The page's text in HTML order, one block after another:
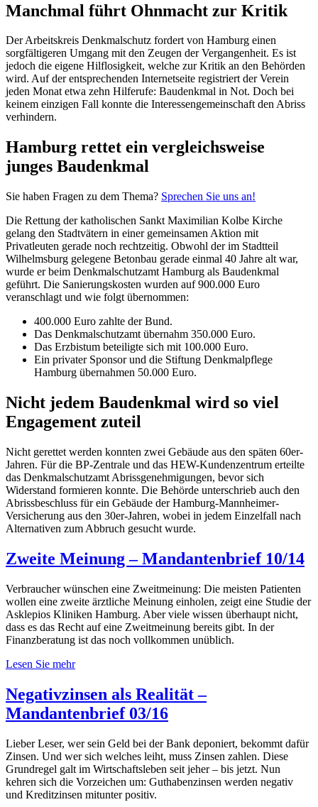
Manchmal führt Ohnmacht zur Kritik
Der Arbeitskreis Denkmalschutz fordert von Hamburg einen
sorgfältigeren Umgang mit den Zeugen der Vergangenheit. Es ist
jedoch die eigene Hilflosigkeit, welche zur Kritik an den Behörden
wird. Auf der entsprechenden Internetseite registriert der Verein
jeden Monat etwa zehn Hilferufe: Baudenkmal in Not. Doch bei
keinem einzigen Fall konnte die Interessengemeinschaft den Abriss
verhindern.
Hamburg rettet ein vergleichsweise
junges Baudenkmal
Sie haben Fragen zu dem Thema? Sprechen Sie uns an!
Die Rettung ­der katholischen Sankt Maximilian Kolbe Kirche
gelang den Stadtvätern in einer gemeinsamen Aktion mit
Privatleuten gerade noch rechtzeitig. Obwohl der im Stadtteil
Wilhelmsburg gelegene Betonbau gerade einmal 40 Jahre alt war,
wurde er beim Denkmalschutzamt Hamburg als Baudenkmal
geführt. Die Sanierungskosten wurden auf 900.000 Euro
veranschlagt und wie folgt übernommen:
400.000 Euro zahlte der Bund.
Das Denkmalschutzamt übernahm 350.000 Euro.
Das Erzbistum beteiligte sich mit 100.000 Euro.
Ein privater Sponsor und die Stiftung Denkmalpflege
Hamburg übernahmen 50.000 Euro.
Nicht jedem Baudenkmal wird so viel
Engagement zuteil
Nicht gerettet werden konnten zwei Gebäude aus den späten 60er-
Jahren. Für die BP-Zentrale und das HEW-Kundenzentrum erteilte
das Denkmalschutzamt Abrissgenehmigungen, bevor sich
Widerstand formieren konnte. Die Behörde unterschrieb auch den
Abrissbeschluss für ein Gebäude der Hamburg-Mannheimer-
Versicherung aus den 30er-Jahren, wobei in jedem Einzelfall nach
Alternativen zum Abbruch gesucht wurde.
Zweite Meinung – Mandantenbrief 10/14
Verbraucher wünschen eine Zweitmeinung: Die meisten Patienten
wollen eine zweite ärztliche Meinung einholen, zeigt eine Studie der
Asklepios Kliniken Hamburg. Aber viele wissen überhaupt nicht,
dass es das Recht auf eine Zweitmeinung bereits gibt. In der
Finanzberatung ist das noch vollkommen unüblich.
Lesen Sie mehr
Negativzinsen als Realität –
Mandantenbrief 03/16
Lieber Leser, wer sein Geld bei der Bank deponiert, bekommt dafür
Zinsen. Und wer sich welches leiht, muss Zinsen zahlen. Diese
Grundregel galt im Wirtschaftsleben seit jeher – bis jetzt. Nun
kehren sich die Vorzeichen um: Guthabenzinsen werden negativ
und Kreditzinsen mitunter positiv.